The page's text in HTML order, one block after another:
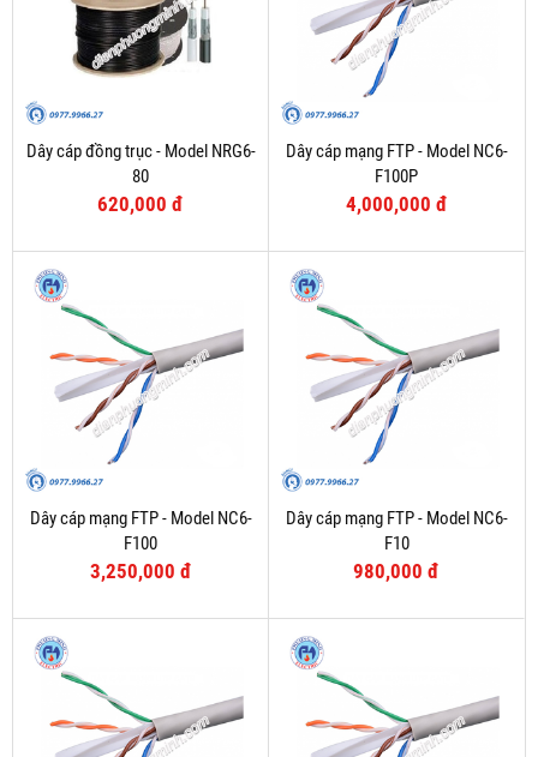
Dây cáp đồng trục - Model NRG6-
80
620,000 đ
Dây cáp mạng FTP - Model NC6-
F100P
4,000,000 đ
Dây cáp mạng FTP - Model NC6-
F100
3,250,000 đ
Dây cáp mạng FTP - Model NC6-
F10
980,000 đ